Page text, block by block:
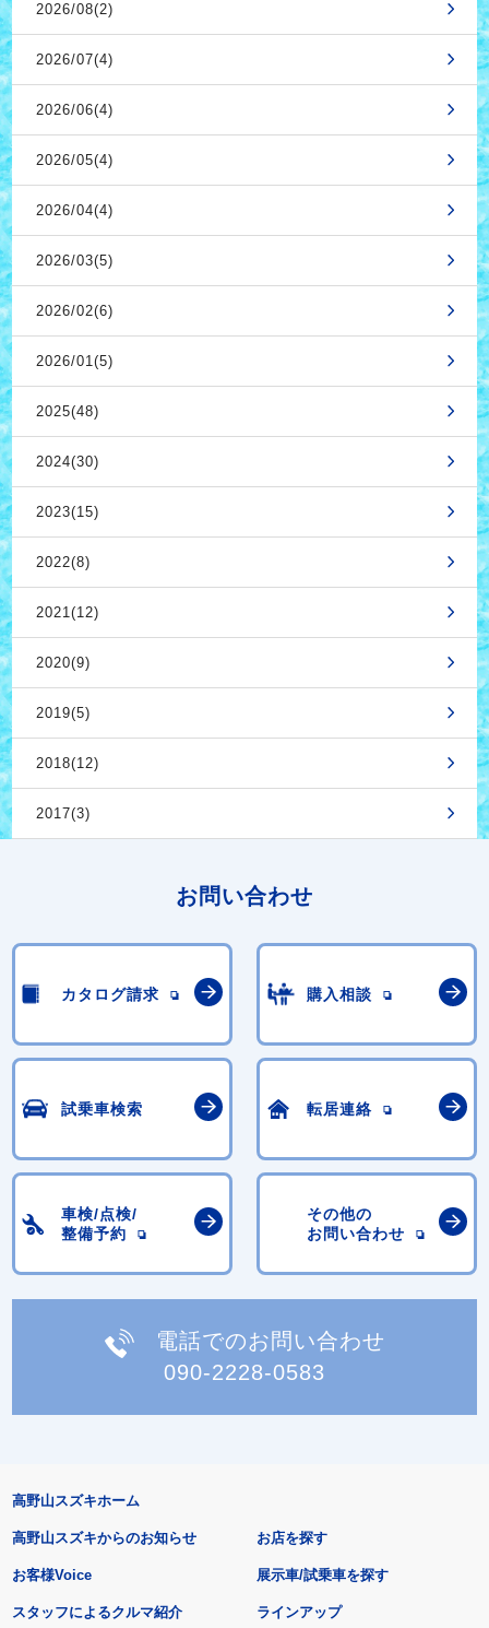
2026/08(2)
2026/07(4)
2026/06(4)
2026/05(4)
2026/04(4)
2026/03(5)
2026/02(6)
2026/01(5)
2025(48)
2024(30)
2023(15)
2022(8)
2021(12)
2020(9)
2019(5)
2018(12)
2017(3)
お問い合わせ
カタログ請求 購入相談
試乗車検索 転居連絡
車検/点検/
整備予約
その他の
お問い合わせ
電話でのお問い合わせ
090-2228-0583
高野山スズキホーム
高野山スズキからのお知らせ
お客様Voice
スタッフによるクルマ紹介
お店を探す
展示車/試乗車を探す
ラインアップ